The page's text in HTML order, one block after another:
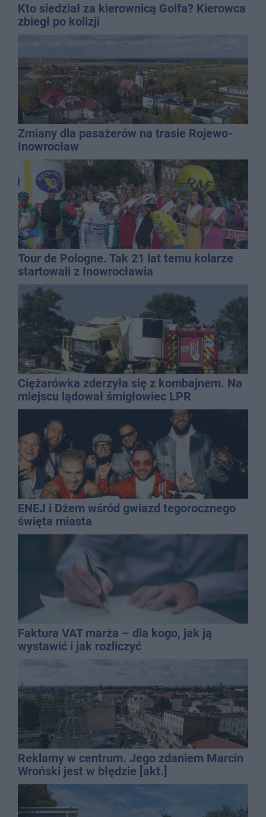
Kto siedział za kierownicą Golfa? Kierowca
zbiegł po kolizji
Zmiany dla pasażerów na trasie Rojewo-
Inowrocław
Tour de Pologne. Tak 21 lat temu kolarze
startowali z Inowrocławia
Ciężarówka zderzyła się z kombajnem. Na
miejscu lądował śmigłowiec LPR
ENEJ i Dżem wśród gwiazd tegorocznego
święta miasta
Faktura VAT marża – dla kogo, jak ją
wystawić i jak rozliczyć
Reklamy w centrum. Jego zdaniem Marcin
Wroński jest w błędzie [akt.]